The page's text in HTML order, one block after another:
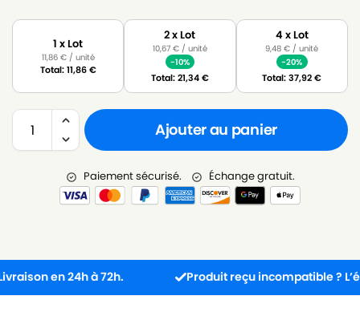
1 x Lot
11,86 €/ unité
Total:11,86€
2 x Lot
10,67 €/ unité
-10%
Total:21,34€
4 x Lot
9,48€ / unité
-20%
Total:37,92€
Ajouter au panier
Paiement sécurisé. Échange gratuit.
en 24h à 72h. Produit reçu incompatible ?